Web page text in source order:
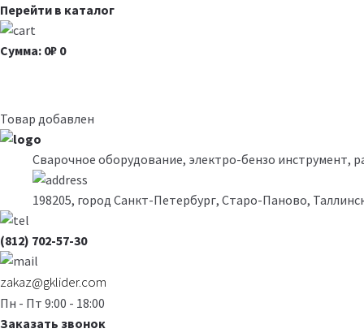
Перейти в каталог
Сумма: 0₽ 0
Товар добавлен
Сварочное оборудование, электро-бензо инструмент,
198205, город Санкт-Петербург, Старо-Паново,
(812) 702-57-30
zakaz@gklider.com
Пн - Пт 9:00 - 18:00
Заказать звонок